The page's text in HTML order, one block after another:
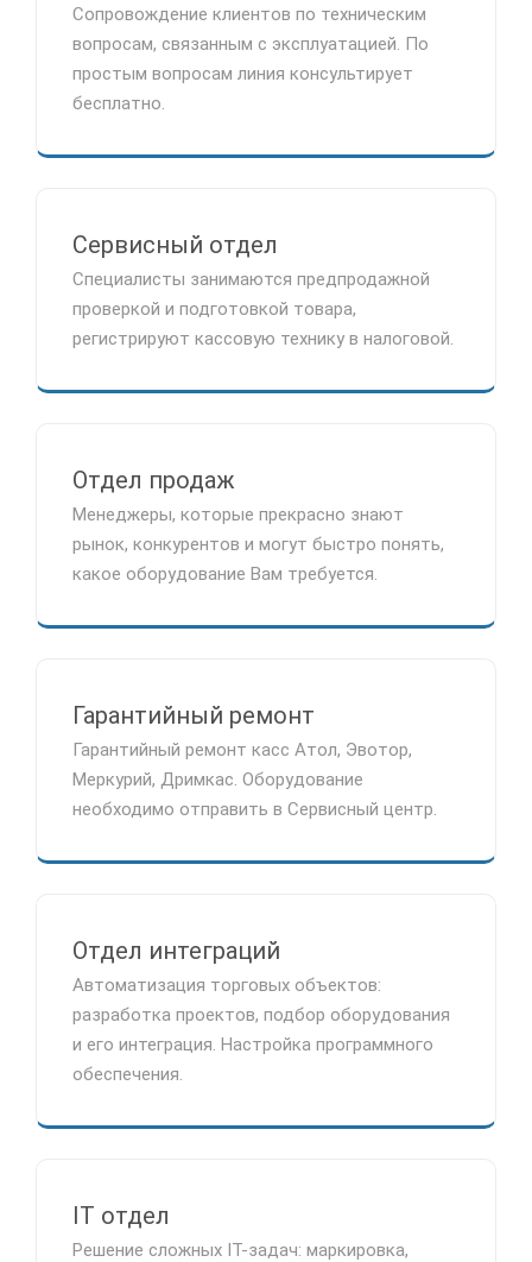
Сопровождение клиентов по техническим
вопросам, связанным с эксплуатацией. По
простым вопросам линия консультирует
бесплатно.
Сервисный отдел
Специалисты занимаются предпродажной
проверкой и подготовкой товара,
регистрируют кассовую технику в налоговой.
Отдел продаж
Менеджеры, которые прекрасно знают
рынок, конкурентов и могут быстро понять,
какое оборудование Вам требуется.
Гарантийный ремонт
Гарантийный ремонт касс Атол, Эвотор,
Меркурий, Дримкас. Оборудование
необходимо отправить в Сервисный центр.
Отдел интеграций
Автоматизация торговых объектов:
разработка проектов, подбор оборудования
и его интеграция. Настройка программного
обеспечения.
IT отдел
Решение сложных IT-задач: маркировка,